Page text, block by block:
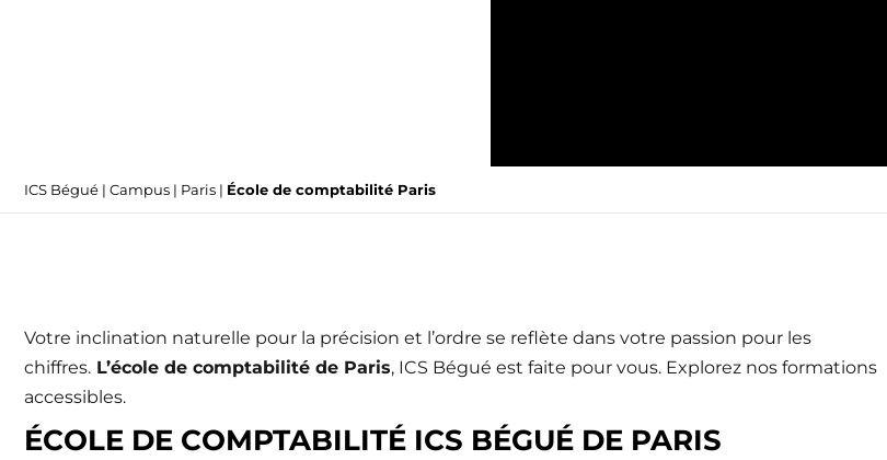
ICS Bégué | Campus | Paris | École de comptabilité Paris
Votre inclination naturelle pour la précision et l’ordre se reflète dans votre passion pour les
chiffres. L’école de comptabilité de Paris, ICS Bégué est faite pour vous. Explorez nos formations
accessibles.
ÉCOLE DE COMPTABILITÉ ICS BÉGUÉ DE PARIS